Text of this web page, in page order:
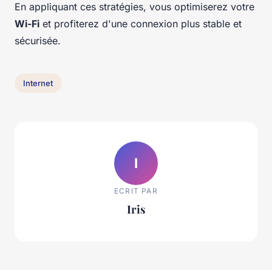
En appliquant ces stratégies, vous optimiserez votre
Wi-Fi et profiterez d'une connexion plus stable et
sécurisée.
Internet
I
ECRIT PAR
Iris